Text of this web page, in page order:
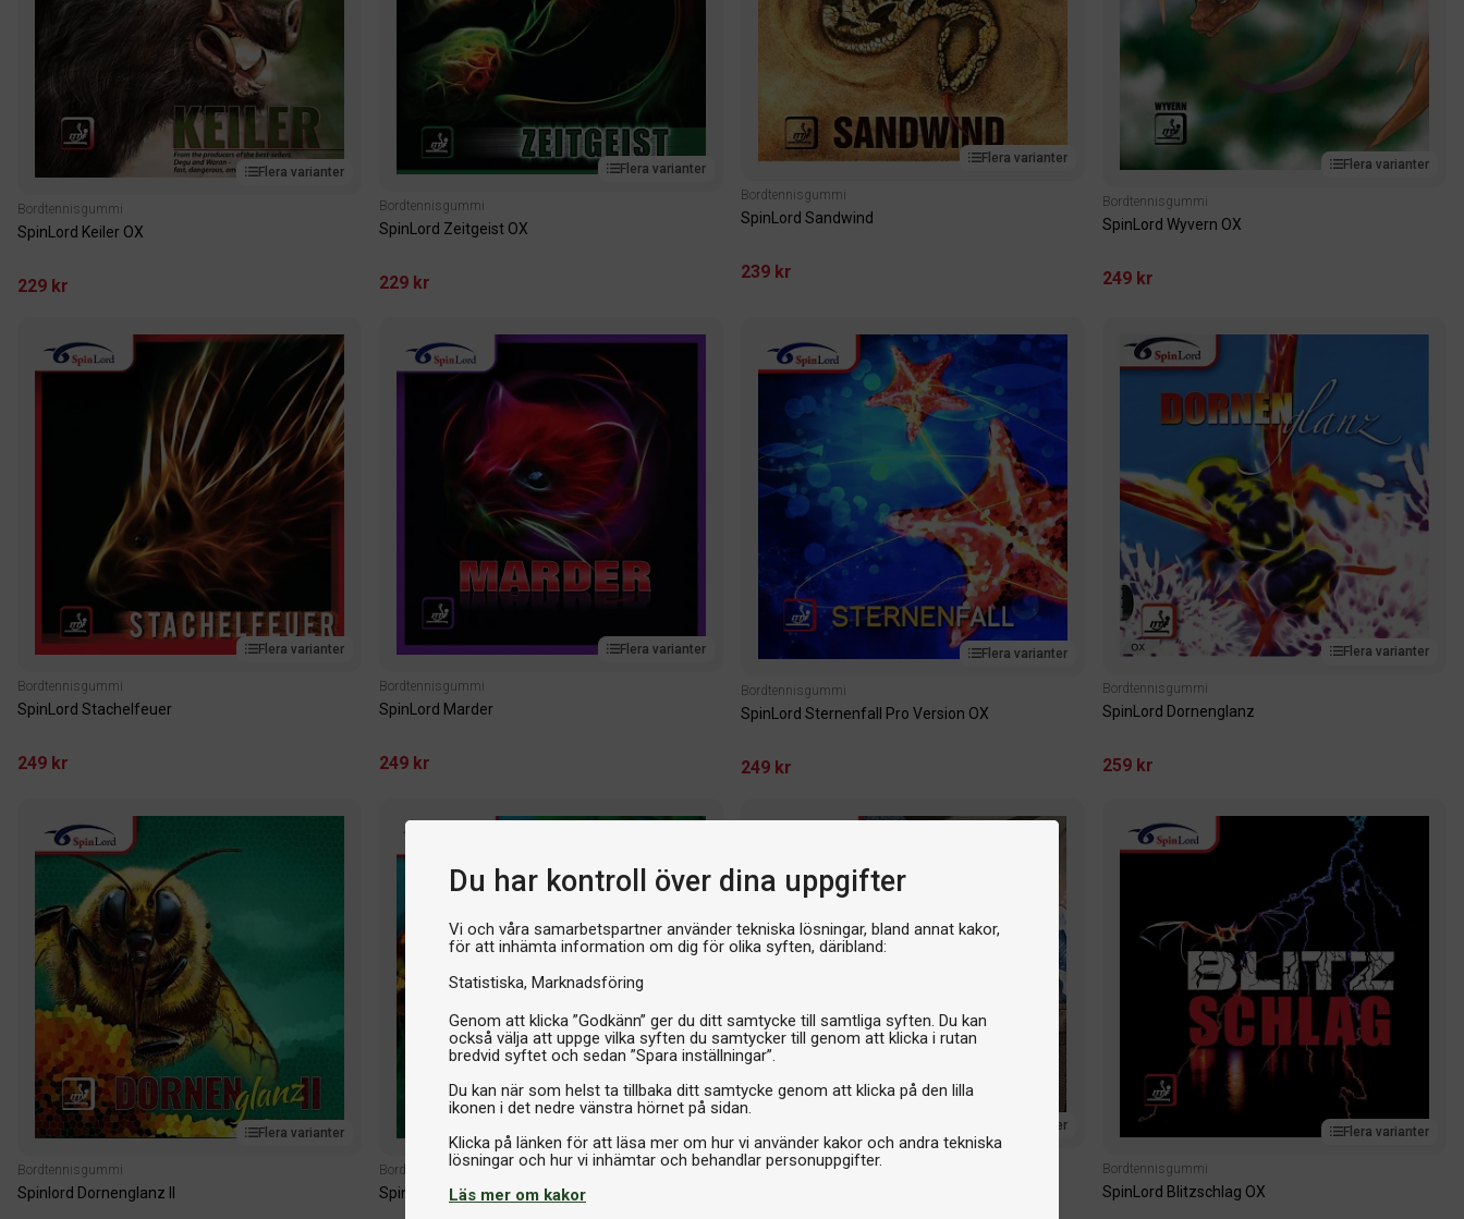
Du har kontroll över dina uppgifter
Vi och våra samarbetspartner använder tekniska lösningar, bland annat kakor,
för att inhämta information om dig för olika syften, däribland:
Statistiska Marknadsföring
Genom att klicka ”Godkänn” ger du ditt samtycke till samtliga syften. Du kan
också välja att uppge vilka syften du samtycker till genom att klicka i rutan
bredvid syftet och sedan ”Spara inställningar”.
Du kan när som helst ta tillbaka ditt samtycke genom att klicka på den lilla
ikonen i det nedre vänstra hörnet på sidan.
Klicka på länken för att läsa mer om hur vi använder kakor och andra tekniska
Läs mer om kakor
Flera varianter
Bordtennisgummi
SpinLord Keiler OX
229 kr
Flera varianter
Bordtennisgummi
SpinLord Zeitgeist OX
229 kr
Flera varianter
Bordtennisgummi
SpinLord Sandwind
239 kr
Flera varianter
Bordtennisgummi
SpinLord Wyvern OX
249 kr
Flera varianter
Bordtennisgummi
SpinLord Stachelfeuer
249 kr
Flera varianter
Bordtennisgummi
SpinLord Marder
249 kr
Flera varianter
Bordtennisgummi
SpinLord Sternenfall Pro Version OX
249 kr
Flera varianter
Bordtennisgummi
SpinLord Dornenglanz
259 kr
Flera varianter
Bordtennisgummi
Spinlord Dornenglanz II
Flera varianter
Bordtennisgummi
SpinLord Feuerstich Pro Version OX
Flera varianter
Bordtennisgummi
Flera varianter
Bordtennisgummi
SpinLord Blitzschlag OX